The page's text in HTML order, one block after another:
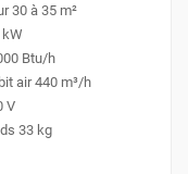
30 à 35 m²
Btu/h
air 440 m³/h
V
33 kg